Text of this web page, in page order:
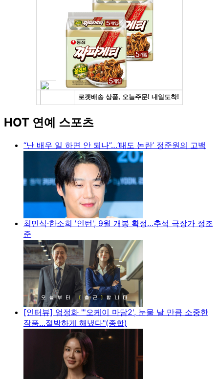
HOT 연예 스포츠
“난 배우 일 하면 안 되나”…‘태도 논란’ 정준원의 고백
최민식·한소희 '인턴', 9월 개봉 확정…추석 극장가 정조
준
[인터뷰] 엄정화 "'오케이 마담2', 눈물 날 만큼 소중한
작품…절박하게 해냈다"(종합)